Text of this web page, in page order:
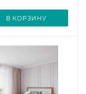
В КОРЗИНУ